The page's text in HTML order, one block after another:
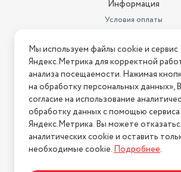
Информация
Условия оплаты
Условия возврата
Нашли ошибку на сайте?
2026 © Интернет-магазин "АстМаркет". У
Политика
Мы используем файлы cookie и сервис
Яндекс.Метрика для корректной
анализа посещаемости. Нажимая
на обработку персональных данных»,
согласие на использование
обработку данных с помощью сервиса
Яндекс.Метрика. Вы можете
аналитических cookie и оставить
необходимые cookie.Подробнее.